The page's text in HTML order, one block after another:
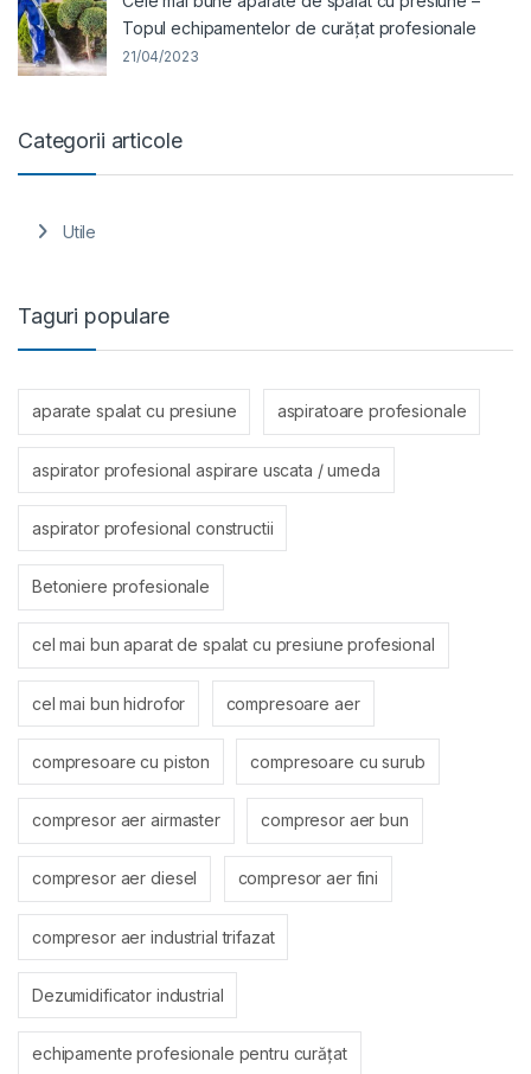
Topul echipamentelor de curățat profesionale
21/04/2023
Categorii articole
Utile
Taguri populare
aparate spalat cu presiune aspiratoare profesionale
aspirator profesional aspirare uscata / umeda
aspirator profesional constructii
Betoniere profesionale
cel mai bun aparat de spalat cu presiune profesional
cel mai bun hidrofor compresoare aer
compresoare cu piston compresoare cu surub
compresor aer airmaster compresor aer bun
compresor aer diesel compresor aer fini
compresor aer industrial trifazat
Dezumidificator industrial
echipamente profesionale pentru curățat